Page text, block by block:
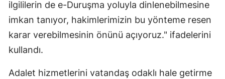
ilgililerin de e-Duruşma yoluyla dinlenebilmesine
imkan tanıyor, hakimlerimizin bu yönteme resen
karar verebilmesinin önünü açıyoruz." ifadelerini
kullandı.
Adalet hizmetlerini vatandaş odaklı hale getirme